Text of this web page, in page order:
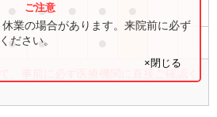
●
● ●
、事前に必ず医療機関に直接ご確認く
業の場合があります。来院前に必ず
ださい。
×閉じる